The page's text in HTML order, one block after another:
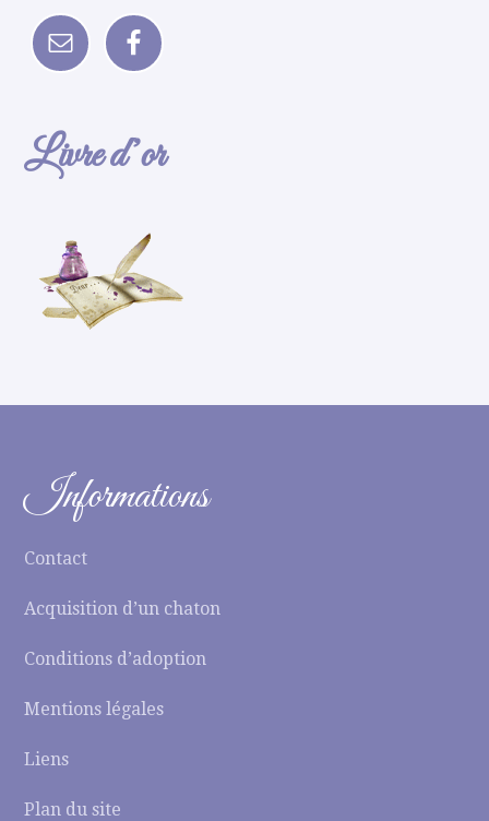
Livre d’or
Informations
Contact
Acquisition d’un chaton
Conditions d’adoption
Mentions légales
Liens
Plan du site